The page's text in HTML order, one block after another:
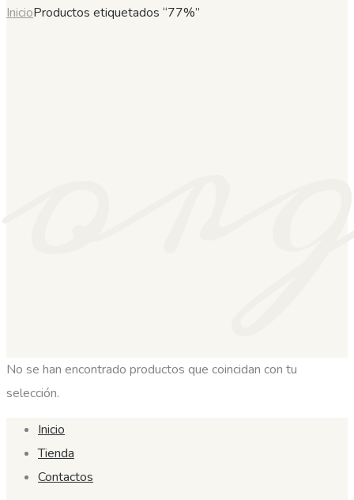
InicioProductos etiquetados “77%”
No se han encontrado productos que coincidan con tu
selección.
Inicio
Tienda
Contactos